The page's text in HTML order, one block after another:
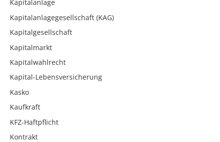
Kapitalanlage
Kapitalanlagegesellschaft (KAG)
Kapitalgesellschaft
Kapitalmarkt
Kapitalwahlrecht
Kapital-Lebensversicherung
Kasko
Kaufkraft
KFZ-Haftpflicht
Kontrakt